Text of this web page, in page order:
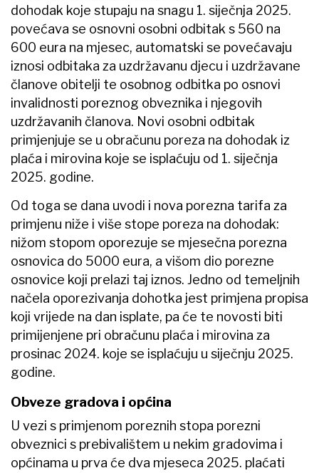
dohodak koje stupaju na snagu 1. siječnja 2025.
povećava se osnovni osobni odbitak s 560 na
600 eura na mjesec, automatski se povećavaju
iznosi odbitaka za uzdržavanu djecu i uzdržavane
članove obitelji te osobnog odbitka po osnovi
invalidnosti poreznog obveznika i njegovih
uzdržavanih članova. Novi osobni odbitak
primjenjuje se u obračunu poreza na dohodak iz
plaća i mirovina koje se isplaćuju od 1. siječnja
2025. godine.
Od toga se dana uvodi i nova porezna tarifa za
primjenu niže i više stope poreza na dohodak:
nižom stopom oporezuje se mjesečna porezna
osnovica do 5000 eura, a višom dio porezne
osnovice koji prelazi taj iznos. Jedno od temeljnih
načela oporezivanja dohotka jest primjena propisa
koji vrijede na dan isplate, pa će te novosti biti
primijenjene pri obračunu plaća i mirovina za
prosinac 2024. koje se isplaćuju u siječnju 2025.
godine.
Obveze gradova i općina
U vezi s primjenom poreznih stopa porezni
obveznici s prebivalištem u nekim gradovima i
općinama u prva će dva mjeseca 2025. plaćati